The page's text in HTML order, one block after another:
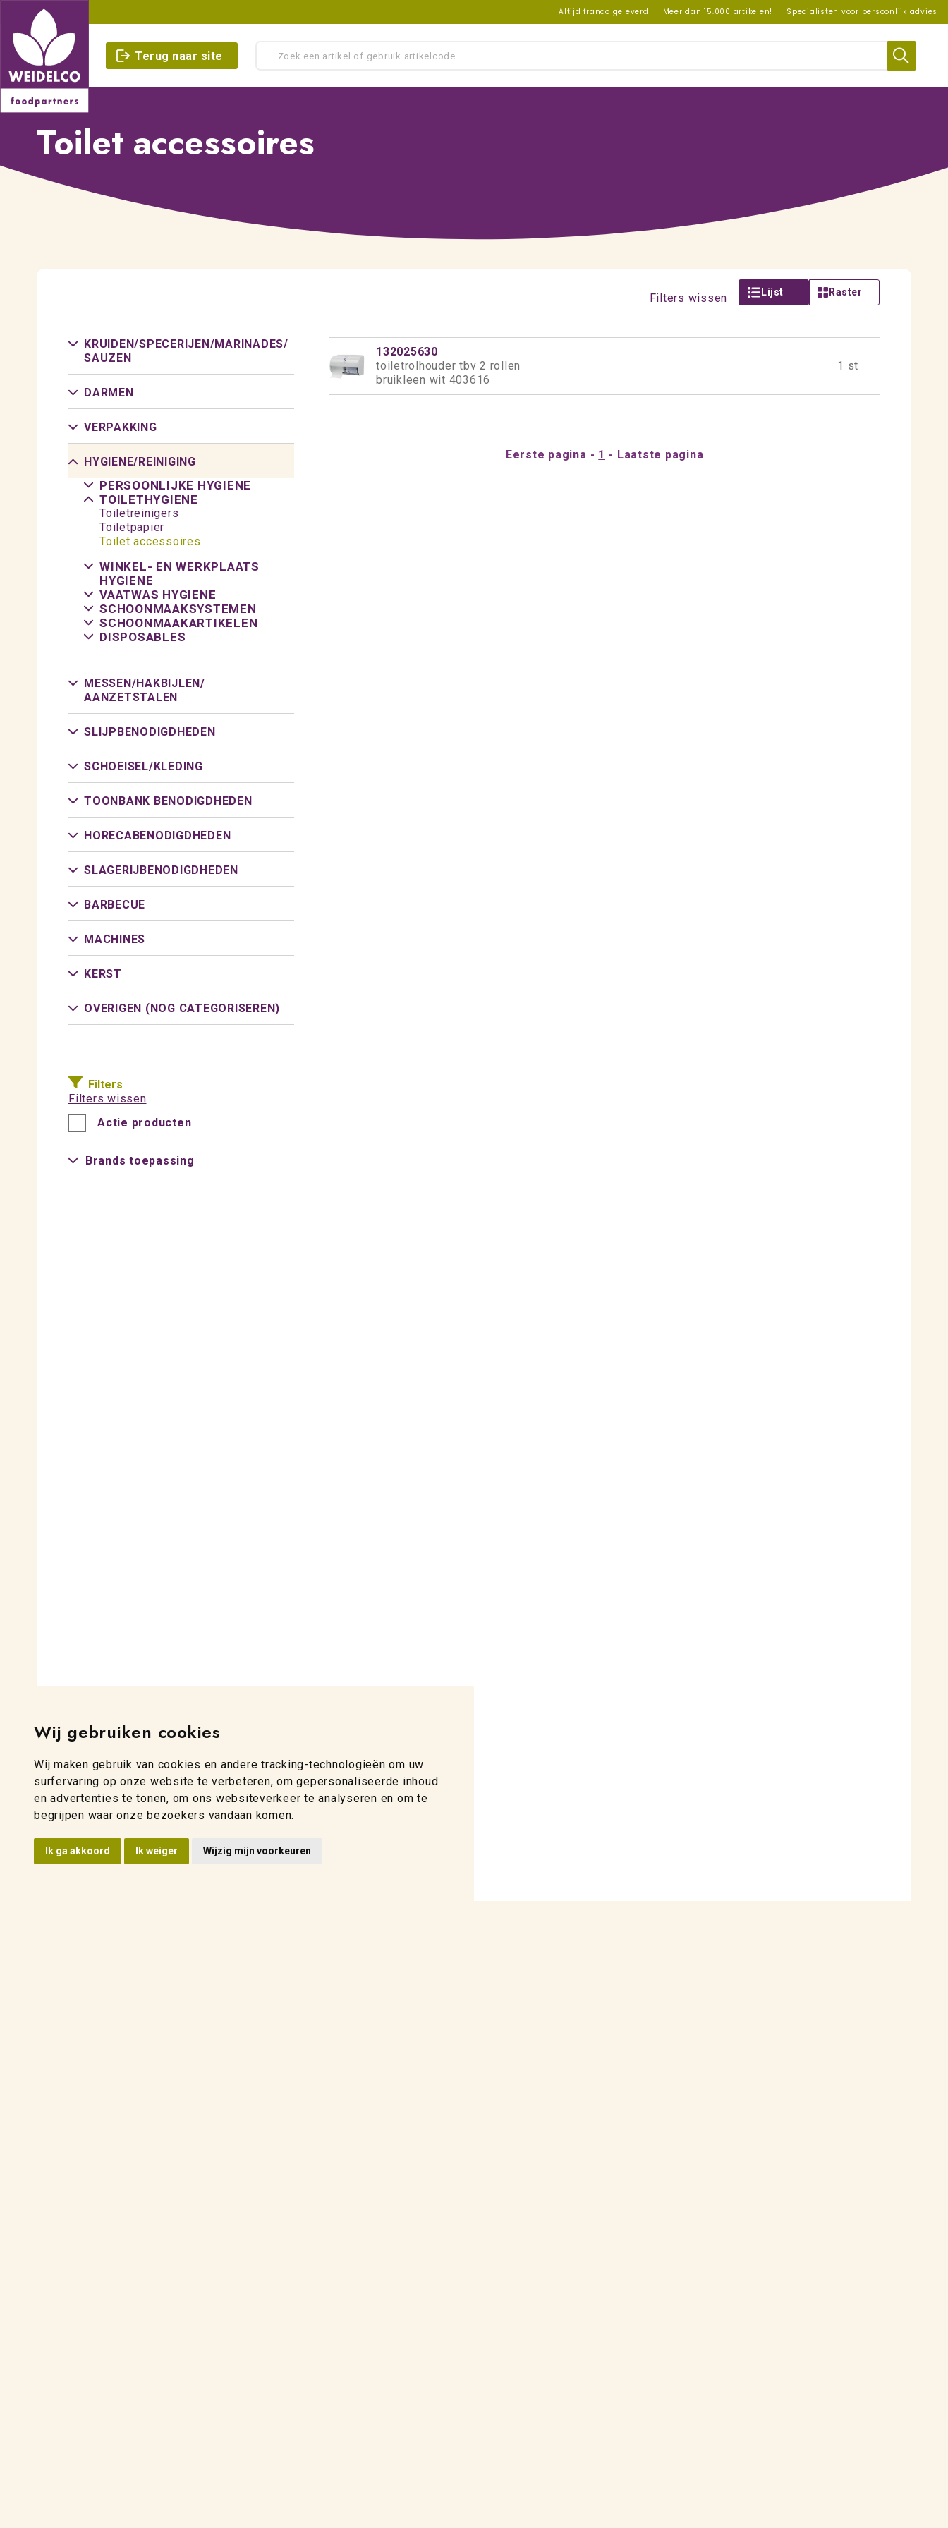
Wij gebruiken cookies
Wij maken gebruik van cookies en andere tracking-technologieën om uw
surfervaring op onze website te verbeteren, om gepersonaliseerde inhoud
en advertenties te tonen, om ons websiteverkeer te analyseren en om te
begrijpen waar onze bezoekers vandaan komen.
Ik ga akkoord Ik weiger Wijzig mijn voorkeuren
Altijd franco geleverd Meer dan 15.000 artikelen! Specialisten voor persoonlijk advies
Terug naar site
Toilet accessoires
Filters wissen Lijst Raster
KRUIDEN/SPECERIJEN/MARINADES/
SAUZEN
DARMEN
VERPAKKING
HYGIENE/REINIGING
PERSOONLIJKE HYGIENE
TOILETHYGIENE
Toiletreinigers
Toiletpapier
Toilet accessoires
WINKEL- EN WERKPLAATS
HYGIENE
VAATWAS HYGIENE
SCHOONMAAKSYSTEMEN
SCHOONMAAKARTIKELEN
DISPOSABLES
MESSEN/HAKBIJLEN/
AANZETSTALEN
SLIJPBENODIGDHEDEN
SCHOEISEL/KLEDING
TOONBANK BENODIGDHEDEN
HORECABENODIGDHEDEN
SLAGERIJBENODIGDHEDEN
BARBECUE
MACHINES
KERST
OVERIGEN (NOG CATEGORISEREN)
Filters
Filters wissen
Actie producten
Brands toepassing
132025630
toiletrolhouder tbv 2 rollen
bruikleen wit 403616
1 st
Eerste pagina 1 Laatste pagina